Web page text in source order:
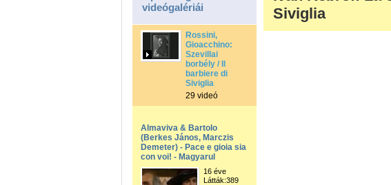
videógalériái
Rossini,
Gioacchino:
Szevillai
borbély / Il
barbiere di
Siviglia
29 videó
Almaviva & Bartolo
(Berkes János, Marczis
Demeter) - Pace e gioia sia
con voi! - Magyarul
16 éve
Látták:389
Siviglia